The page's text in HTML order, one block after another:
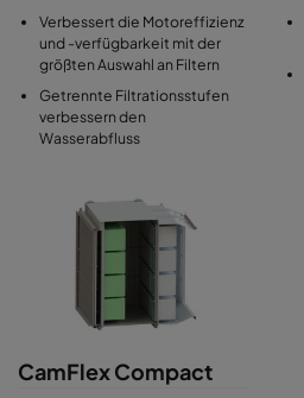
Verbessert die Motoreffizienz
und -verfügbarkeit mit der
größten Auswahl an Filtern
Getrennte Filtrationsstufen
verbessern den
Wasserabfluss
CamFlex Compact